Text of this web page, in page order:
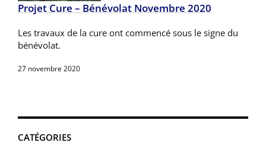
CATÉGORIES
Projet Cure – Bénévolat Novembre 2020
Les travaux de la cure ont commencé sous le signe du
bénévolat.
27 novembre 2020